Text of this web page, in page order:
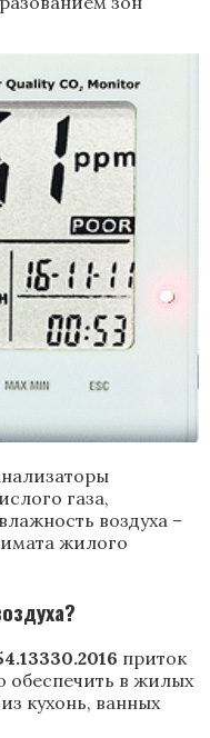
газа,
воздуха –
жилого
приток
обеспечить в жилых
кухонь, ванных